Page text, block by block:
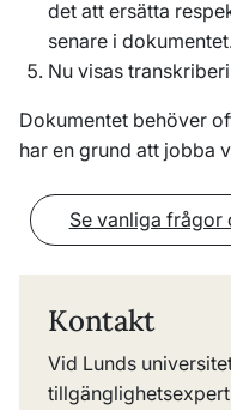
det att ersätta
senare i
Nu visas
Dokumentet behöver
har en grund att jobba
Se vanliga frågor
Kontakt
Vid Lunds